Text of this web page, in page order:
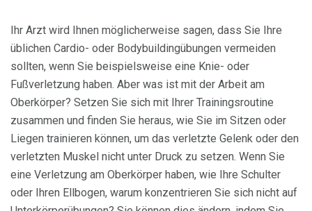
Ihr Arzt wird Ihnen möglicherweise sagen, dass Sie Ihre
üblichen Cardio- oder Bodybuildingübungen vermeiden
sollten, wenn Sie beispielsweise eine Knie- oder
Fußverletzung haben. Aber was ist mit der Arbeit am
Oberkörper? Setzen Sie sich mit Ihrer Trainingsroutine
zusammen und finden Sie heraus, wie Sie im Sitzen oder
Liegen trainieren können, um das verletzte Gelenk oder den
verletzten Muskel nicht unter Druck zu setzen. Wenn Sie
eine Verletzung am Oberkörper haben, wie Ihre Schulter
oder Ihren Ellbogen, warum konzentrieren Sie sich nicht auf